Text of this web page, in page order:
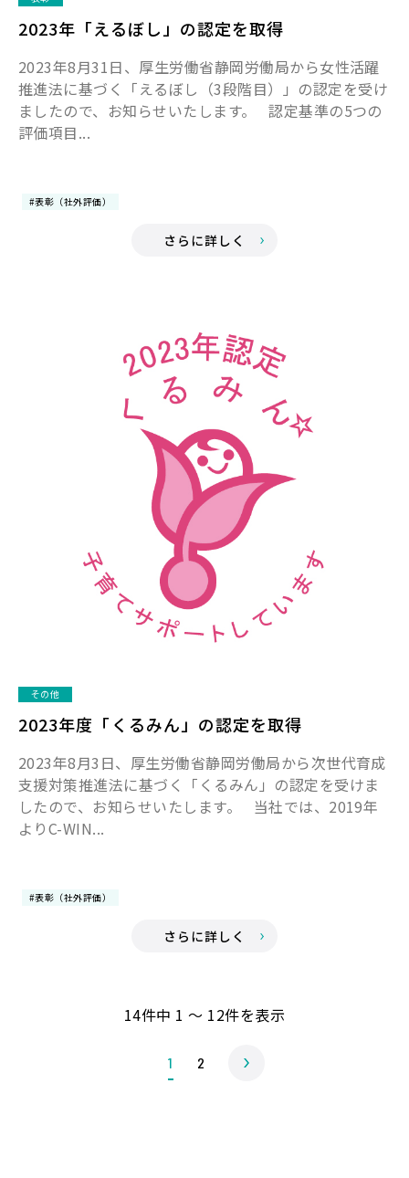
2023年「えるぼし」の認定を取得
2023年8月31日、厚生労働省静岡労働局から女性活躍
推進法に基づく「えるぼし（3段階目）」の認定を受け
ましたので、お知らせいたします。 認定基準の5つの
評価項目...
#表彰（社外評価）
さらに詳しく
その他
2023年度「くるみん」の認定を取得
2023年8月3日、厚生労働省静岡労働局から次世代育成
支援対策推進法に基づく「くるみん」の認定を受けま
したので、お知らせいたします。 当社では、2019年
よりC-WIN...
#表彰（社外評価）
さらに詳しく
14件中 1 ～ 12件を表示
1 2